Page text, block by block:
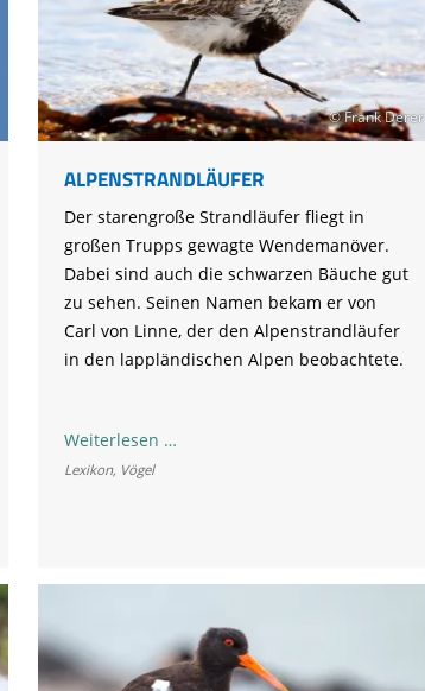
© Frank Derer
ALPENSTRANDLÄUFER
Der starengroße Strandläufer fliegt in
großen Trupps gewagte Wendemanöver.
Dabei sind auch die schwarzen Bäuche gut
zu sehen. Seinen Namen bekam er von
Carl von Linne, der den Alpenstrandläufer
in den lappländischen Alpen beobachtete.
Weiterlesen …
Lexikon, Vögel